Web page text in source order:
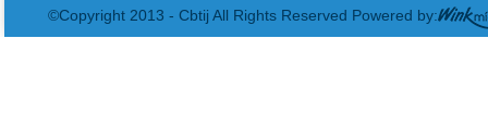
©Copyright 2013 - Cbtij All Rights Reserved Powered by: